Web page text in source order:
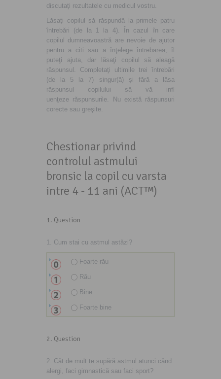
discutaţi rezultatele cu medicul vostru.
Lăsaţi copilul să răspundă la primele patru
întrebări (de la 1 la 4). În cazul în care
copilul dumneavoastră are nevoie de ajutor
pentru a citi sau a înţelege întrebarea, îl
puteţi ajuta, dar lăsaţi copilul să aleagă
răspunsul. Completaţi ultimile trei întrebări
(de la 5 la 7) singur(ă) şi fără a lăsa
răspunsul copilului să vă infl
uenţeze răspunsurile. Nu există răspunsuri
corecte sau greşite.
Chestionar privind
controlul astmului
bronsic la copil cu varsta
intre 4 - 11 ani (ACT™)
1. Question
1. Cum stai cu astmul astăzi?
Foarte rău
Rău
Bine
Foarte bine
2. Question
2. Cât de mult te supără astmul atunci când
alergi, faci gimnastică sau faci sport?